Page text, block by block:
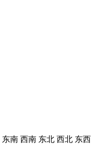
东南 西南 东北 西北 东西